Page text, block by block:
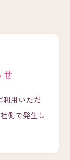
利用いただ
側で発生し